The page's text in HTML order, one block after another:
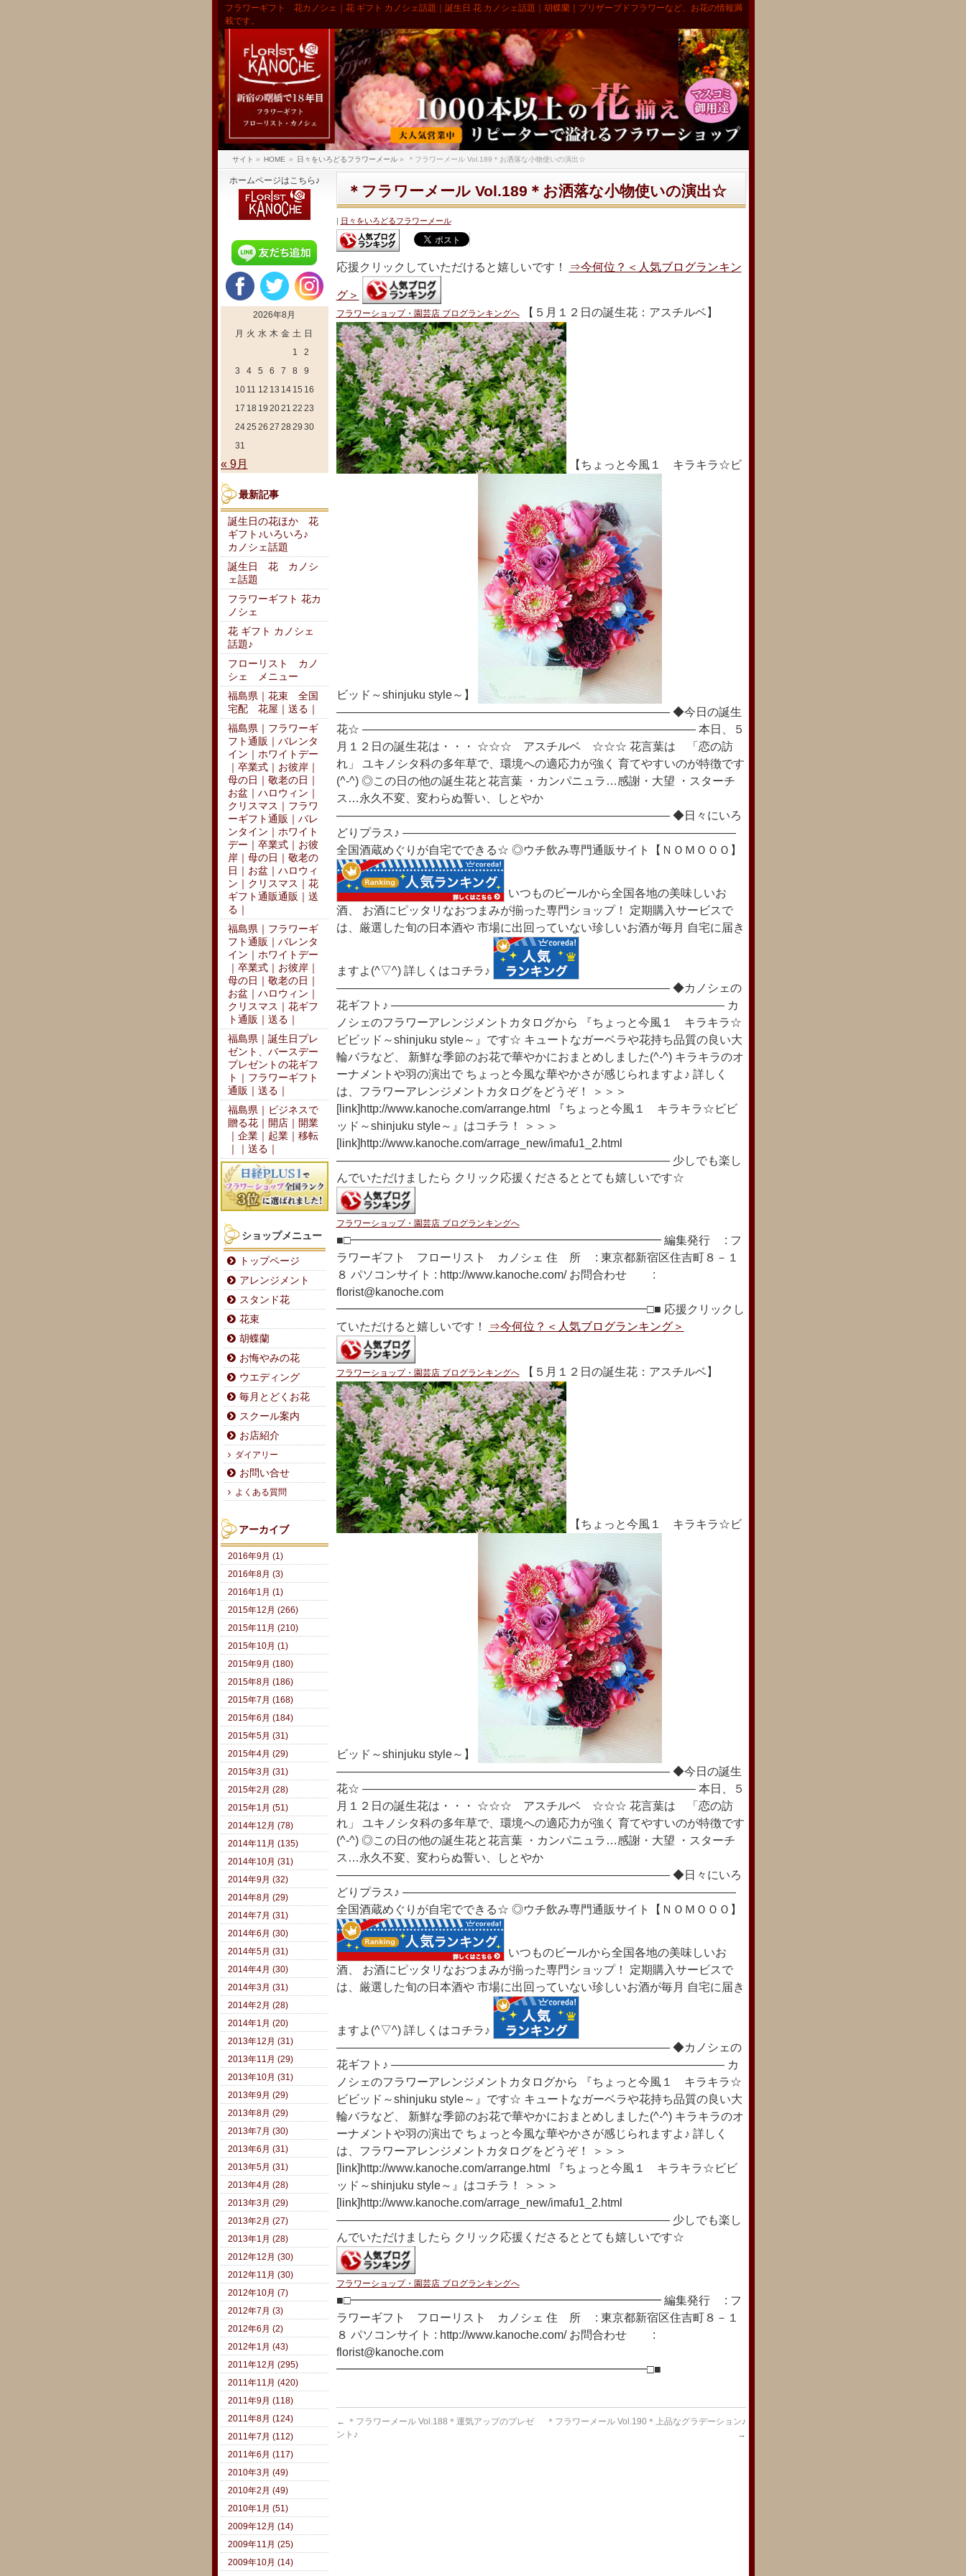
フラワーギフト 花カノシェ｜花 ギフト カノシェ話題｜誕生日 花 カノシェ話題｜胡蝶蘭｜プリザーブドフラワーなど、お花の情報満
載です。
サイト » HOME » 日々をいろどるフラワーメール» ＊フラワーメール Vol.189＊お洒落な小物使いの演出☆
＊フラワーメール Vol.189＊お洒落な小物使いの演出☆
日々をいろどるフラワーメール
応援クリックしていただけると嬉しいです！ ⇒今何位？＜人気ブログランキン
グ＞
フラワーショップ・園芸店 ブログランキングへ【５月１２日の誕生花：アスチルベ】
【ちょっと今風１ キラキラ☆ビ
ビッド～shinjuku style～】
――――――――――――――――――――――――――――― ◆今日の誕生
花☆ ――――――――――――――――――――――――――――― 本日、５
月１２日の誕生花は・・・ ☆☆☆ アスチルベ ☆☆☆ 花言葉は 「恋の訪
れ」 ユキノシタ科の多年草で、環境への適応力が強く 育てやすいのが特徴です
(^-^) ◎この日の他の誕生花と花言葉 ・カンパニュラ…感謝・大望 ・スターチ
ス…永久不変、変わらぬ誓い、しとやか
――――――――――――――――――――――――――――― ◆日々にいろ
どりプラス♪ ―――――――――――――――――――――――――――――
全国酒蔵めぐりが自宅でできる☆ ◎ウチ飲み専門通販サイト【ＮＯＭＯＯＯ】
いつものビールから全国各地の美味しいお
酒、 お酒にピッタリなおつまみが揃った専門ショップ！ 定期購入サービスで
は、厳選した旬の日本酒や 市場に出回っていない珍しいお酒が毎月 自宅に届き
ますよ(^▽^) 詳しくはコチラ♪
――――――――――――――――――――――――――――― ◆カノシェの
花ギフト♪ ――――――――――――――――――――――――――――― カ
ノシェのフラワーアレンジメントカタログから 『ちょっと今風１ キラキラ☆
ビビッド～shinjuku style～』です☆ キュートなガーベラや花持ち品質の良い大
輪バラなど、 新鮮な季節のお花で華やかにおまとめしました(^-^) キラキラのオ
ーナメントや羽の演出で ちょっと今風な華やかさが感じられますよ♪ 詳しく
は、フラワーアレンジメントカタログをどうぞ！ ＞＞＞
[link]http://www.kanoche.com/arrange.html 『ちょっと今風１ キラキラ☆ビビ
ッド～shinjuku style～』はコチラ！ ＞＞＞
[link]http://www.kanoche.com/arrage_new/imafu1_2.html
――――――――――――――――――――――――――――― 少しでも楽し
んでいただけましたら クリック応援くださるととても嬉しいです☆
フラワーショップ・園芸店 ブログランキングへ
■□━━━━━━━━━━━━━━━━━━━━━━━━━━━ 編集発行 : フ
ラワーギフト フローリスト カノシェ 住 所 : 東京都新宿区住吉町８－１
８ パソコンサイト : http://www.kanoche.com/ お問合わせ :
florist@kanoche.com
━━━━━━━━━━━━━━━━━━━━━━━━━━━□■ 応援クリックし
ていただけると嬉しいです！
⇒今何位？＜人気ブログランキング＞
フラワーショップ・園芸店 ブログランキングへ【５月１２日の誕生花：アスチルベ】
【ちょっと今風１ キラキラ☆ビ
ビッド～shinjuku style～】
――――――――――――――――――――――――――――― ◆今日の誕生
花☆ ――――――――――――――――――――――――――――― 本日、５
月１２日の誕生花は・・・ ☆☆☆ アスチルベ ☆☆☆ 花言葉は 「恋の訪
れ」 ユキノシタ科の多年草で、環境への適応力が強く 育てやすいのが特徴です
(^-^) ◎この日の他の誕生花と花言葉 ・カンパニュラ…感謝・大望 ・スターチ
ス…永久不変、変わらぬ誓い、しとやか
――――――――――――――――――――――――――――― ◆日々にいろ
どりプラス♪ ―――――――――――――――――――――――――――――
全国酒蔵めぐりが自宅でできる☆ ◎ウチ飲み専門通販サイト【ＮＯＭＯＯＯ】
いつものビールから全国各地の美味しいお
酒、 お酒にピッタリなおつまみが揃った専門ショップ！ 定期購入サービスで
は、厳選した旬の日本酒や 市場に出回っていない珍しいお酒が毎月 自宅に届き
ますよ(^▽^) 詳しくはコチラ♪
――――――――――――――――――――――――――――― ◆カノシェの
花ギフト♪ ――――――――――――――――――――――――――――― カ
ノシェのフラワーアレンジメントカタログから 『ちょっと今風１ キラキラ☆
ビビッド～shinjuku style～』です☆ キュートなガーベラや花持ち品質の良い大
輪バラなど、 新鮮な季節のお花で華やかにおまとめしました(^-^) キラキラのオ
ーナメントや羽の演出で ちょっと今風な華やかさが感じられますよ♪ 詳しく
は、フラワーアレンジメントカタログをどうぞ！ ＞＞＞
[link]http://www.kanoche.com/arrange.html 『ちょっと今風１ キラキラ☆ビビ
ッド～shinjuku style～』はコチラ！ ＞＞＞
[link]http://www.kanoche.com/arrage_new/imafu1_2.html
――――――――――――――――――――――――――――― 少しでも楽し
んでいただけましたら クリック応援くださるととても嬉しいです☆
フラワーショップ・園芸店 ブログランキングへ
■□━━━━━━━━━━━━━━━━━━━━━━━━━━━ 編集発行 : フ
ラワーギフト フローリスト カノシェ 住 所 : 東京都新宿区住吉町８－１
８ パソコンサイト : http://www.kanoche.com/ お問合わせ :
florist@kanoche.com
━━━━━━━━━━━━━━━━━━━━━━━━━━━□■
← ＊フラワーメール Vol.188＊運気アップのプレゼ
ント♪
＊フラワーメール Vol.190＊上品なグラデーション♪
→
ホームページはこちら♪
2026年8月
月 火 水 木 金 土 日
1
2
3
4 5 6 7 8
9
10 11 12 13 14 15 16
17 18 19 2021 22 23
2425 26 27 28 29 30
31
« 9月
最新記事
誕生日の花ほか 花
ギフト♪いろいろ♪
カノシェ話題
誕生日 花 カノシ
ェ話題
フラワーギフト 花カ
ノシェ
花 ギフト カノシェ
話題♪
フローリスト カノ
シェ メニュー
福島県｜花束 全国
宅配 花屋｜送る｜
福島県｜フラワーギ
フト通販｜バレンタ
イン｜ホワイトデー
｜卒業式｜お彼岸｜
母の日｜敬老の日｜
お盆｜ハロウィン｜
クリスマス｜フラワ
ーギフト通販｜バレ
ンタイン｜ホワイト
デー｜卒業式｜お彼
岸｜母の日｜敬老の
日｜お盆｜ハロウィ
ン｜クリスマス｜花
ギフト通販通販｜送
る｜
福島県｜フラワーギ
フト通販｜バレンタ
イン｜ホワイトデー
｜卒業式｜お彼岸｜
母の日｜敬老の日｜
お盆｜ハロウィン｜
クリスマス｜花ギフ
ト通販｜送る｜
福島県｜誕生日プレ
ゼント、バースデー
プレゼントの花ギフ
ト｜フラワーギフト
通販｜送る｜
福島県｜ビジネスで
贈る花｜開店｜開業
｜企業｜起業｜移転
｜｜送る｜
ショップメニュー
トップページ
アレンジメント
スタンド花
花束
胡蝶蘭
お悔やみの花
ウエディング
毎月とどくお花
スクール案内
お店紹介
ダイアリー
お問い合せ
よくある質問
アーカイブ
2016年9月 (1)
2016年8月 (3)
2016年1月 (1)
2015年12月 (266)
2015年11月 (210)
2015年10月 (1)
2015年9月 (180)
2015年8月 (186)
2015年7月 (168)
2015年6月 (184)
2015年5月 (31)
2015年4月 (29)
2015年3月 (31)
2015年2月 (28)
2015年1月 (51)
2014年12月 (78)
2014年11月 (135)
2014年10月 (31)
2014年9月 (32)
2014年8月 (29)
2014年7月 (31)
2014年6月 (30)
2014年5月 (31)
2014年4月 (30)
2014年3月 (31)
2014年2月 (28)
2014年1月 (20)
2013年12月 (31)
2013年11月 (29)
2013年10月 (31)
2013年9月 (29)
2013年8月 (29)
2013年7月 (30)
2013年6月 (31)
2013年5月 (31)
2013年4月 (28)
2013年3月 (29)
2013年2月 (27)
2013年1月 (28)
2012年12月 (30)
2012年11月 (30)
2012年10月 (7)
2012年7月 (3)
2012年6月 (2)
2012年1月 (43)
2011年12月 (295)
2011年11月 (420)
2011年9月 (118)
2011年8月 (124)
2011年7月 (112)
2011年6月 (117)
2010年3月 (49)
2010年2月 (49)
2010年1月 (51)
2009年12月 (14)
2009年11月 (25)
2009年10月 (14)